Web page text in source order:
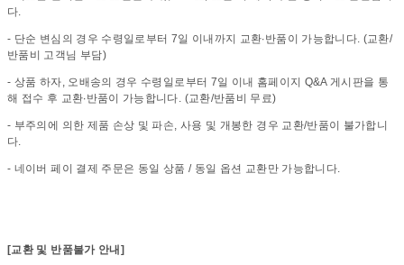
다.
- 단순 변심의 경우 수령일로부터 7일 이내까지 교환∙반품이 가능합니다. (교환/
반품비 고객님 부담)
- 상품 하자, 오배송의 경우 수령일로부터 7일 이내 홈페이지 Q&A 게시판을 통
해 접수 후 교환∙반품이 가능합니다. (교환/반품비 무료)
- 부주의에 의한 제품 손상 및 파손, 사용 및 개봉한 경우 교환/반품이 불가합니
다.
- 네이버 페이 결제 주문은 동일 상품 / 동일 옵션 교환만 가능합니다.
[교환 및 반품불가 안내]